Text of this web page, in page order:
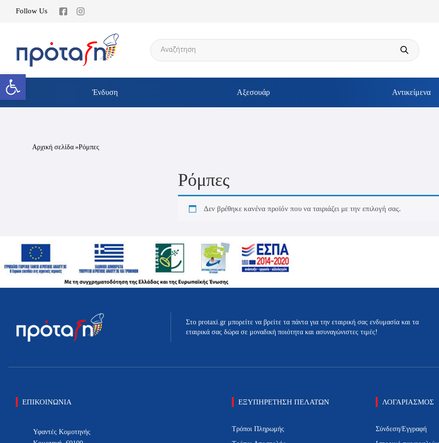
Ανοίξτε τη γραμμή εργαλείων
Follow Us
Products
search
Ένδυση Αξεσουάρ Αντικείμενα
Αρχική σελίδα »Ρόμπες
Ρόμπες
Δεν βρέθηκε κανένα προϊόν που να ταιριάζει με την επιλογή σας.
Στο protaxi.gr μπορείτε να βρείτε τα πάντα για την εταιρική σας ενδυμασία και τα
εταιρικά σας δώρα σε μοναδική ποιότητα και ασυναγώνιστες τιμές!
ΕΠΙΚΟΙΝΩΝΙΑ
Υφαντές Κομοτηνής
ΕΞΥΠΗΡΕΤΗΣΗ ΠΕΛΑΤΩΝ
Τρόποι Πληρωμής
ΛΟΓΑΡΙΑΣΜΟΣ
Σύνδεση/Εγγραφή